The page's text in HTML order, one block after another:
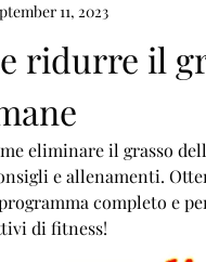
11, 2023
ridurre il
eliminare il grasso
e allenamenti.
completo e
di fitness!